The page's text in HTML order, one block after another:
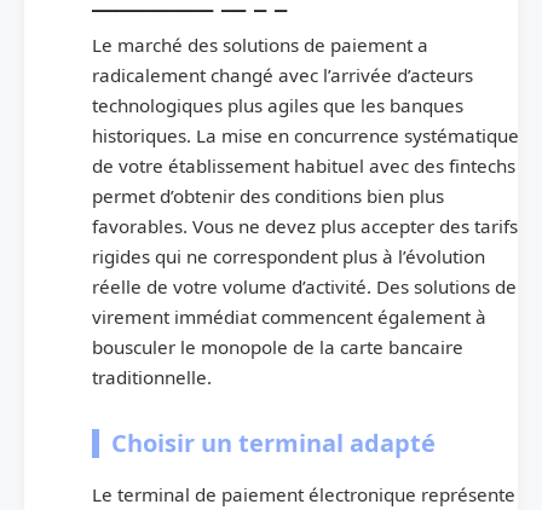
Le marché des solutions de paiement a
radicalement changé avec l’arrivée d’acteurs
technologiques plus agiles que les banques
historiques. La mise en concurrence systématique
de votre établissement habituel avec des fintechs
permet d’obtenir des conditions bien plus
favorables. Vous ne devez plus accepter des tarifs
rigides qui ne correspondent plus à l’évolution
réelle de votre volume d’activité. Des solutions de
virement immédiat commencent également à
bousculer le monopole de la carte bancaire
traditionnelle.
Choisir un terminal adapté
Le terminal de paiement électronique représente